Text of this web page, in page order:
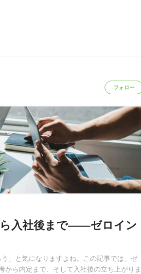
フォロー
入社後まで――ゼロイン
」と気になりますよね。この記事では、ゼ
ら内定まで、そして入社後の立ち上がりま